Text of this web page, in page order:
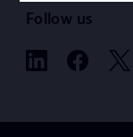
Follow us